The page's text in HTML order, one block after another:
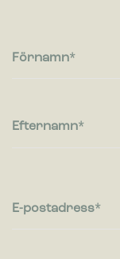
relevanta och
Förnamn
Efternamn
E-postadress